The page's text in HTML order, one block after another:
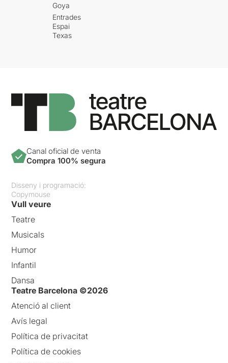
Goya
Entrades
Espai
Texas
Canal oficial de venta
Compra 100% segura
Disseny i programació:
Copymouse
Vull veure
Teatre
Musicals
Humor
Infantil
Dansa
Teatre Barcelona ©2026
Atenció al client
Avís legal
Política de privacitat
Política de cookies